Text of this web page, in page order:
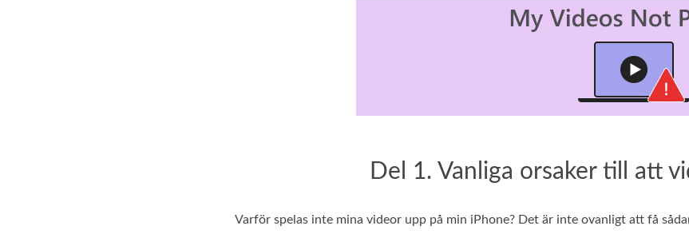
Del 1. Vanliga orsaker till att
Varför spelas inte mina videor upp på min iPhone? Det är inte ovanligt att få